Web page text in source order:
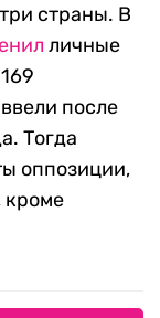
страны. В
личные
после
Тогда
оппозиции,
кроме